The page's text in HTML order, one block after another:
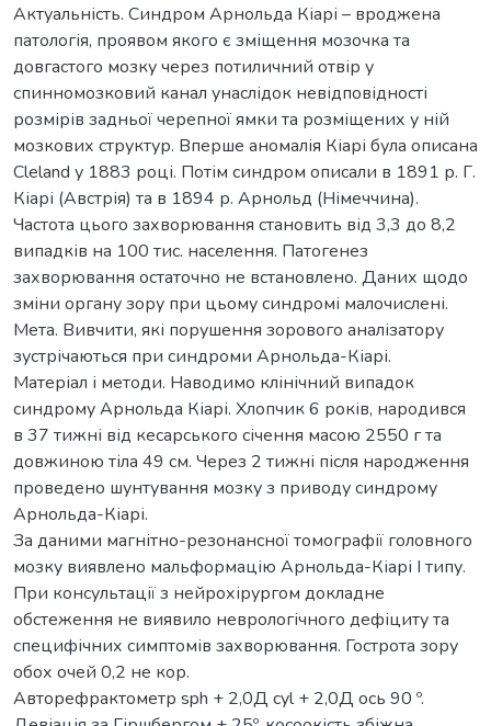
Актуальність. Синдром Арнольда Кіарі – вроджена
патологія, проявом якого є зміщення мозочка та
довгастого мозку через потиличний отвір у
спинномозковий канал унаслідок невідповідності
розмірів задньої черепної ямки та розміщених у ній
мозкових структур. Вперше аномалія Кіарі була описана
Cleland у 1883 році. Потім синдром описали в 1891 р. Г.
Кіарі (Австрія) та в 1894 р. Арнольд (Німеччина).
Частота цього захворювання становить від 3,3 до 8,2
випадків на 100 тис. населення. Патогенез
захворювання остаточно не встановлено. Даних щодо
зміни органу зору при цьому синдромі малочислені.
Мета. Вивчити, які порушення зорового аналізатору
зустрічаються при синдроми Арнольда-Кіарі.
Матеріал і методи. Наводимо клінічний випадок
синдрому Арнольда Кіарі. Хлопчик 6 років, народився
в 37 тижні від кесарського січення масою 2550 г та
довжиною тіла 49 см. Через 2 тижні після народження
проведено шунтування мозку з приводу синдрому
Арнольда-Кіарі.
За даними магнітно-резонансної томографії головного
мозку виявлено мальформацію Арнольда-Кіарі І типу.
При консультації з нейрохірургом докладне
обстеження не виявило неврологічного дефіциту та
специфічних симптомів захворювання. Гострота зору
обох очей 0,2 не кор.
Авторефрактометр sph + 2,0Д cyl + 2,0Д ось 90 º.